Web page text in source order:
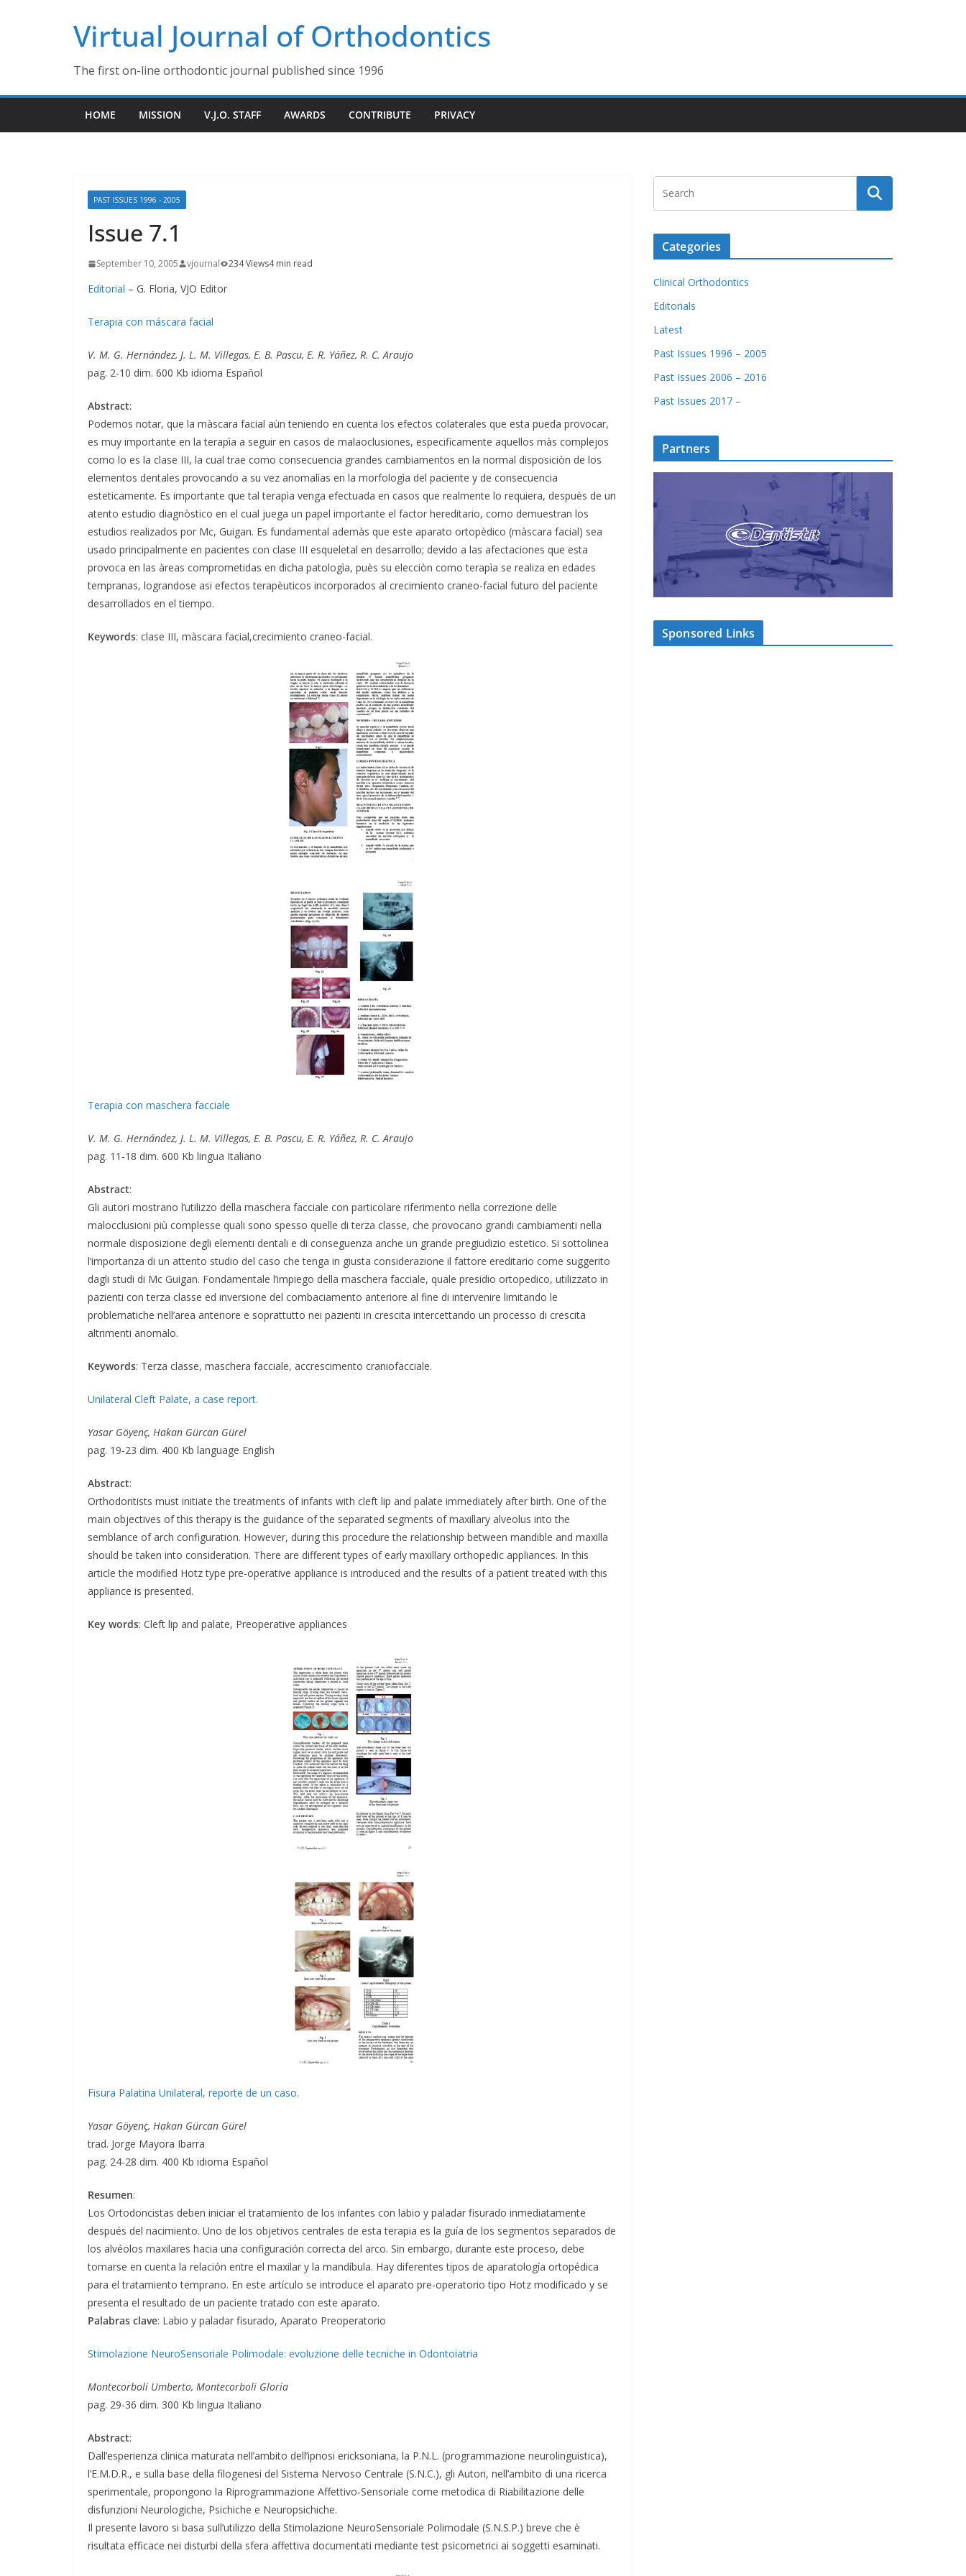
Virtual Journal of Orthodontics
The first on-line orthodontic journal published since 1996
HOME MISSION V.J.O. STAFF AWARDS CONTRIBUTE PRIVACY
PAST ISSUES 1996 - 2005
Issue 7.1
September 10, 2005 vjournal 234 Views4 min read
Editorial – G. Floria, VJO Editor
Terapia con máscara facial
V. M. G. Hernández, J. L. M. Villegas, E. B. Pascu, E. R. Yáñez, R. C. Araujo
pag. 2-10 dim. 600 Kb idioma Español
Abstract:
Podemos notar, que la màscara facial aùn teniendo en cuenta los efectos colaterales que esta pueda provocar,
es muy importante en la terapìa a seguir en casos de malaoclusiones, especificamente aquellos màs complejos
como lo es la clase III, la cual trae como consecuencia grandes cambiamentos en la normal disposiciòn de los
elementos dentales provocando a su vez anomalìas en la morfologìa del paciente y de consecuencia
esteticamente. Es importante que tal terapìa venga efectuada en casos que realmente lo requiera, despuès de un
atento estudio diagnòstico en el cual juega un papel importante el factor hereditario, como demuestran los
estudios realizados por Mc, Guigan. Es fundamental ademàs que este aparato ortopèdico (màscara facial) sea
usado principalmente en pacientes con clase III esqueletal en desarrollo; devido a las afectaciones que esta
provoca en las àreas comprometidas en dicha patologìa, puès su elecciòn como terapìa se realiza en edades
tempranas, lograndose asi efectos terapèuticos incorporados al crecimiento craneo-facial futuro del paciente
desarrollados en el tiempo.
Keywords: clase III, màscara facial,crecimiento craneo-facial.
Terapia con maschera facciale
V. M. G. Hernández, J. L. M. Villegas, E. B. Pascu, E. R. Yáñez, R. C. Araujo
pag. 11-18 dim. 600 Kb lingua Italiano
Abstract:
Gli autori mostrano l’utilizzo della maschera facciale con particolare riferimento nella correzione delle
malocclusioni più complesse quali sono spesso quelle di terza classe, che provocano grandi cambiamenti nella
normale disposizione degli elementi dentali e di conseguenza anche un grande pregiudizio estetico. Si sottolinea
l’importanza di un attento studio del caso che tenga in giusta considerazione il fattore ereditario come suggerito
dagli studi di Mc Guigan. Fondamentale l’impiego della maschera facciale, quale presidio ortopedico, utilizzato in
pazienti con terza classe ed inversione del combaciamento anteriore al fine di intervenire limitando le
problematiche nell’area anteriore e soprattutto nei pazienti in crescita intercettando un processo di crescita
altrimenti anomalo.
Keywords: Terza classe, maschera facciale, accrescimento craniofacciale.
Unilateral Cleft Palate, a case report.
Yasar Göyenç, Hakan Gürcan Gürel
pag. 19-23 dim. 400 Kb language English
Abstract:
Orthodontists must initiate the treatments of infants with cleft lip and palate immediately after birth. One of the
main objectives of this therapy is the guidance of the separated segments of maxillary alveolus into the
semblance of arch configuration. However, during this procedure the relationship between mandible and maxilla
should be taken into consideration. There are different types of early maxillary orthopedic appliances. In this
article the modified Hotz type pre-operative appliance is introduced and the results of a patient treated with this
appliance is presented.
Key words: Cleft lip and palate, Preoperative appliances
Fisura Palatina Unilateral, reporte de un caso.
Yasar Göyenç, Hakan Gürcan Gürel
trad. Jorge Mayora Ibarra
pag. 24-28 dim. 400 Kb idioma Español
Resumen:
Los Ortodoncistas deben iniciar el tratamiento de los infantes con labio y paladar fisurado inmediatamente
después del nacimiento. Uno de los objetivos centrales de esta terapia es la guía de los segmentos separados de
los alvéolos maxilares hacia una configuración correcta del arco. Sin embargo, durante este proceso, debe
tomarse en cuenta la relación entre el maxilar y la mandíbula. Hay diferentes tipos de aparatología ortopédica
para el tratamiento temprano. En este artículo se introduce el aparato pre-operatorio tipo Hotz modificado y se
presenta el resultado de un paciente tratado con este aparato.
Palabras clave: Labio y paladar fisurado, Aparato Preoperatorio
Stimolazione NeuroSensoriale Polimodale: evoluzione delle tecniche in Odontoiatria
Montecorboli Umberto, Montecorboli Gloria
pag. 29-36 dim. 300 Kb lingua Italiano
Abstract:
Dall’esperienza clinica maturata nell’ambito dell’ipnosi ericksoniana, la P.N.L. (programmazione neurolinguistica),
l’E.M.D.R., e sulla base della filogenesi del Sistema Nervoso Centrale (S.N.C.), gli Autori, nell’ambito di una ricerca
sperimentale, propongono la Riprogrammazione Affettivo-Sensoriale come metodica di Riabilitazione delle
disfunzioni Neurologiche, Psichiche e Neuropsichiche.
Il presente lavoro si basa sull’utilizzo della Stimolazione NeuroSensoriale Polimodale (S.N.S.P.) breve che è
risultata efficace nei disturbi della sfera affettiva documentati mediante test psicometrici ai soggetti esaminati.
Categories
Clinical Orthodontics
Editorials
Latest
Past Issues 1996 – 2005
Past Issues 2006 – 2016
Past Issues 2017 –
Partners
Sponsored Links